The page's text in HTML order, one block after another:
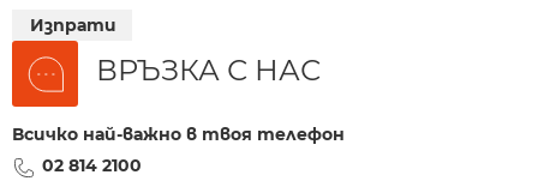
Изпрати
ВРЪЗКА С НАС
Всичко най-важно в твоя телефон
02 814 2100